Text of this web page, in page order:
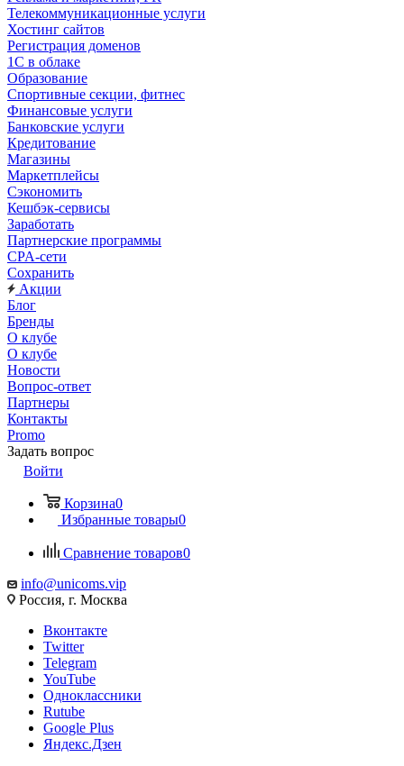
Телекоммуникационные услуги
Хостинг сайтов
Регистрация доменов
1С в облаке
Образование
Спортивные секции, фитнес
Финансовые услуги
Банковские услуги
Кредитование
Магазины
Маркетплейсы
Сэкономить
Кешбэк-сервисы
Заработать
Партнерские программы
CPA-сети
Сохранить
Акции
Блог
Бренды
О клубе
О клубе
Новости
Вопрос-ответ
Партнеры
Контакты
Promo
Задать вопрос
Войти
Корзина0
Избранные товары0
Сравнение товаров0
info@unicoms.vip
Россия, г. Москва
Вконтакте
Twitter
Telegram
YouTube
Одноклассники
Rutube
Google Plus
Яндекс.Дзен